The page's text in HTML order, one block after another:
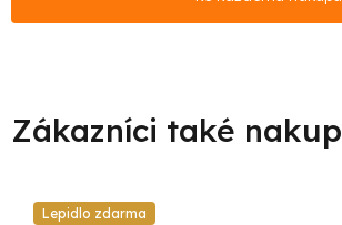
Lepidlo zdarma